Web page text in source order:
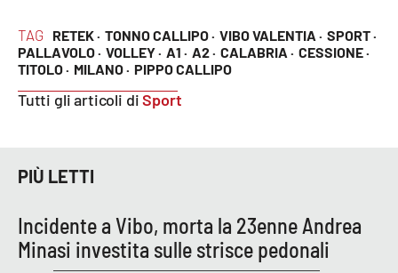
Parchi Marini Calabria
Leggendo Alvaro insieme
Le perfidie di Antonella Grippo
Venti di comunicazione
TAG RETEK · TONNO CALLIPO · VIBO VALENTIA · SPORT ·
PALLAVOLO · VOLLEY · A1 · A2 · CALABRIA · CESSIONE ·
TITOLO · MILANO · PIPPO CALLIPO
Tutti gli articoli diSport
PIÙ LETTI
Incidente a Vibo, morta la 23enne Andrea
Minasi investita sulle strisce pedonali